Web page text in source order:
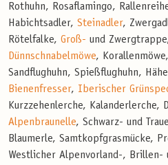
Rothuhn, Rosaflamingo,
Habichtsadler, Steinadler,
Rötelfalke, Groß- und
Dünnschnabelmöwe,
Sandflughuhn, Spießflughuhn,
Bienenfresser, Iberischer
Kurzzehenlerche, Kalanderlerche,
Alpenbraunelle, Schwarz- und
Blaumerle, Samtkopfgrasmücke,
Westlicher Alpenvorland-, Brillen-